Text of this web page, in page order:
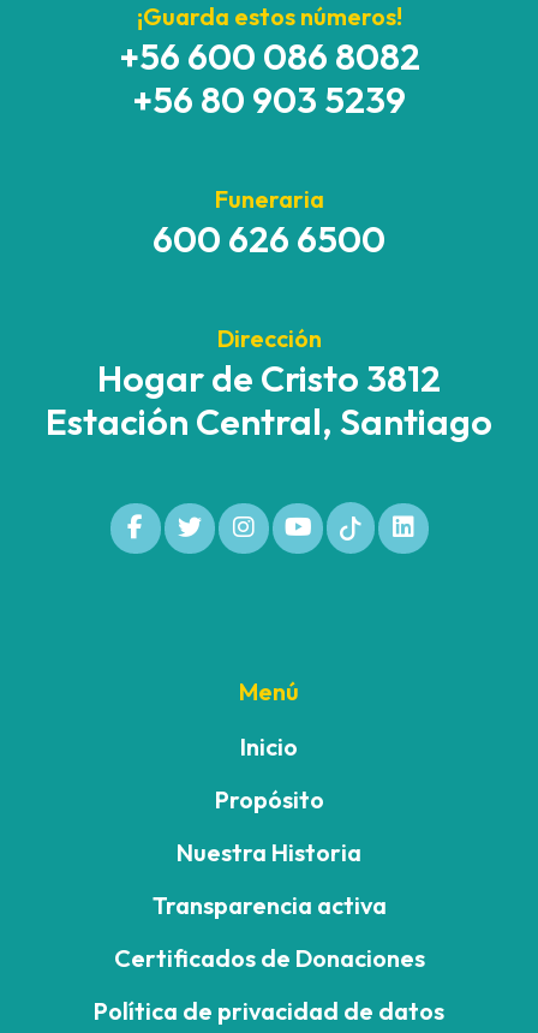
¡Guarda estos números!
+56 600 086 8082
+56 80 903 5239
Funeraria
600 626 6500
Dirección
Hogar de Cristo 3812
Estación Central, Santiago
Menú
Inicio
Propósito
Nuestra Historia
Transparencia activa
Certificados de Donaciones
Política de privacidad de datos